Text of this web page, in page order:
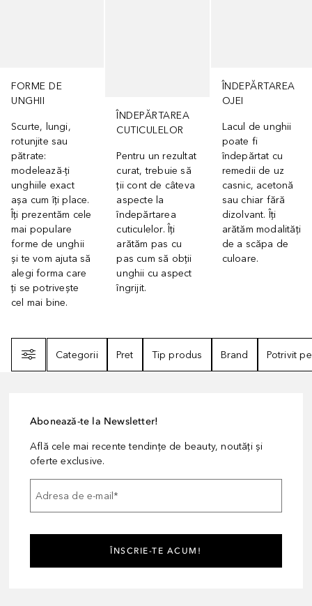
FORME DE
UNGHII
Scurte, lungi,
rotunjite sau
pătrate:
modelează-ți
unghiile exact
așa cum îți place.
Îți prezentăm cele
mai populare
forme de unghii
și te vom ajuta să
alegi forma care
ți se potrivește
cel mai bine.
ÎNDEPĂRTAREA
CUTICULELOR
Pentru un rezultat
curat, trebuie să
ții cont de câteva
aspecte la
îndepărtarea
cuticulelor. Îți
arătăm pas cu
pas cum să obții
unghii cu aspect
îngrijit.
ÎNDEPĂRTAREA
OJEI
Lacul de unghii
poate fi
îndepărtat cu
remedii de uz
casnic, acetonă
sau chiar fără
dizolvant. Îți
arătăm modalități
de a scăpa de
culoare.
Categorii
Pret Tip produs Brand Potrivit
Abonează-te la Newsletter!
Află cele mai recente tendințe de beauty, noutăți și
oferte exclusive.
Adresa de e-mail *
ÎNSCRIE-TE ACUM!